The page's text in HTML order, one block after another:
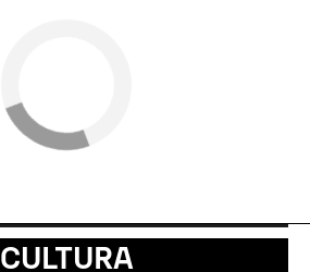
CULTURA